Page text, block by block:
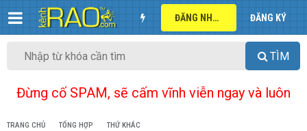
ĐĂNG NHẬP ĐĂNG KÝ
TÌM
Đừng cố SPAM, sẽ cấm vĩnh viễn ngay và luôn
TRANG CHỦ TỔNG HỢP THỨ KHÁC